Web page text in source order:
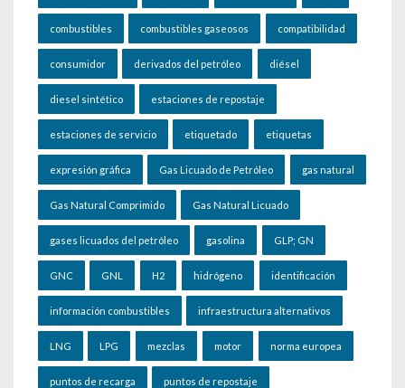
combustibles combustibles gaseosos compatibilidad
consumidor derivados del petróleo diésel
diesel sintético estaciones de repostaje
estaciones de servicio etiquetado etiquetas
expresión gráfica Gas Licuado de Petróleo gas natural
Gas Natural Comprimido Gas Natural Licuado
gases licuados del petróleo gasolina GLP; GN
GNC GNL H2 hidrógeno identificación
información combustibles infraestructura alternativos
LNG LPG mezclas motor norma europea
puntos de recarga puntos de repostaje